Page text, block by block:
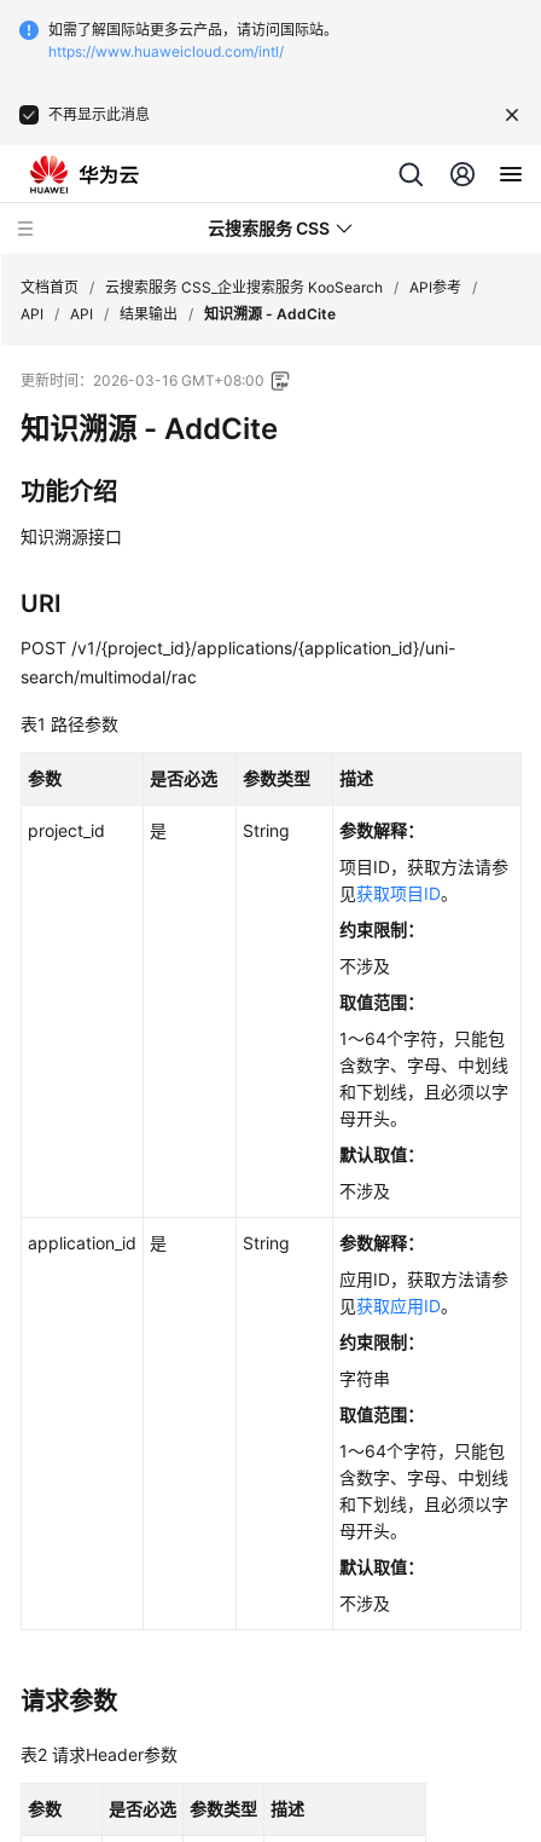
如需了解国际站更多云产品，请访问国际站。
https://www.huaweicloud.com/intl/
不再显示此消息
云搜索服务 CSS
产
介
绍
指
南
佳
践
API
何
库
本
理
文档首页 / 云搜索服务 CSS_企业搜索服务 KooSearch / API参考 /
API / API / 结果输出 / 知识溯源 - AddCite
更新时间： 2026-03-16 GMT+08:00
知识溯源 - AddCite
功能介绍
知识溯源接口
URI
POST /v1/{project_id}/applications/{application_id}/uni-
search/multimodal/rac
表1 路径参数
参数 是否必选 参数类型 描述
project_id 是 String
参数解释：
项目ID，获取方法请参
见获取项目ID。
约束限制：
不涉及
取值范围：
1～64个字符，只能包
含数字、字母、中划线
和下划线，且必须以字
母开头。
默认取值：
不涉及
application_id 是 String
参数解释：
应用ID，获取方法请参
见获取应用ID。
约束限制：
字符串
取值范围：
1～64个字符，只能包
含数字、字母、中划线
和下划线，且必须以字
母开头。
默认取值：
不涉及
请求参数
表2 请求Header参数
参数 是否必选 参数类型 描述